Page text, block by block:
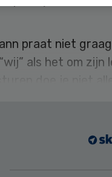
praat niet
als het om zijn